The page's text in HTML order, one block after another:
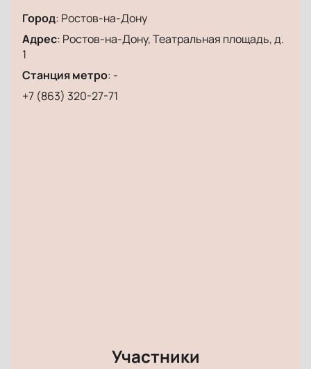
Город: Ростов-на-Дону
Адрес: Ростов-на-Дону, Театральная площадь, д.
1
Станция метро: -
+7 (863) 320-27-71
Участники